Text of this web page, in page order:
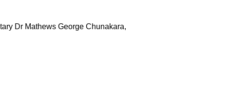
Dr Mathews George Chunakara,